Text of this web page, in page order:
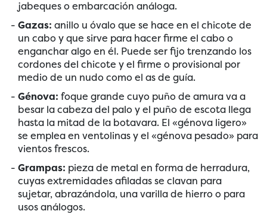
jabeques o embarcación análoga.
Gazas: anillo u óvalo que se hace en el chicote de
un cabo y que sirve para hacer firme el cabo o
enganchar algo en él. Puede ser fijo trenzando los
cordones del chicote y el firme o provisional por
medio de un nudo como el as de guía.
Génova: foque grande cuyo puño de amura va a
besar la cabeza del palo y el puño de escota llega
hasta la mitad de la botavara. El «génova ligero»
se emplea en ventolinas y el «génova pesado» para
vientos frescos.
Grampas: pieza de metal en forma de herradura,
cuyas extremidades afiladas se clavan para
sujetar, abrazándola, una varilla de hierro o para
usos análogos.